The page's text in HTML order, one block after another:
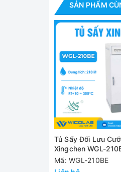
các phòng thí
✅ Bộ điều khiển
✅ Ngoài ra tủ
Cung cấp bao
- Tủ sấy 101-1A: 1
- Giá để mẫu sấy:
- Hướng dẫn sử
Thông số kỹ
Model
SẢN PHẨM
Tủ Sấy Đối Lưu
Xingchen WGL-
Mã: WGL-210BE